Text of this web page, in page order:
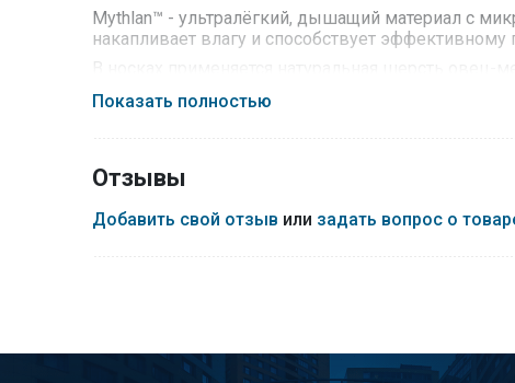
Mythlan™ - ультралёгкий, дышащий материал с
накапливает влагу и способствует
В носках применяется натуральная шерсть
приятная на ощупь.
Показать полностью
Отзывы
Добавить свой отзыв или задать вопрос о